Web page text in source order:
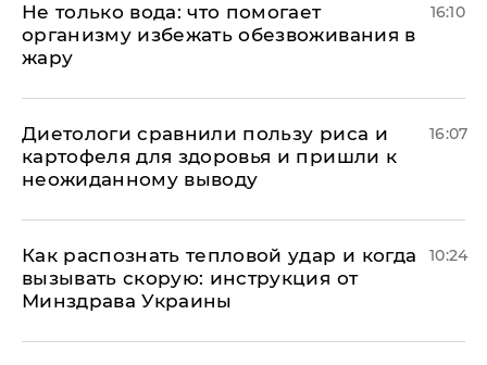
Не только вода: что помогает
организму избежать обезвоживания в
жару
16:10
Диетологи сравнили пользу риса и
картофеля для здоровья и пришли к
неожиданному выводу
16:07
Как распознать тепловой удар и когда
вызывать скорую: инструкция от
Минздрава Украины
10:24